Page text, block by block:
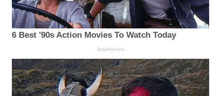
6 Best '90s Action Movies To Watch Today
Brainberries